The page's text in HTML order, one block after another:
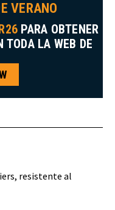
VERANO
PARA OBTENER
TODA LA WEB DE
resistente al